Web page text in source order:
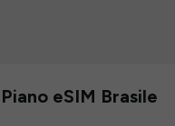
Piano eSIM Brasile